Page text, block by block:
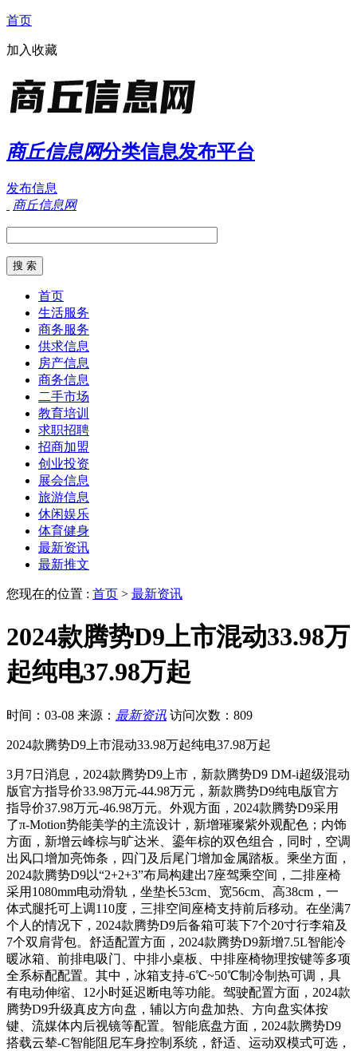
首页
加入收藏
商丘信息网分类信息发布平台
发布信息
商丘信息网
首页
生活服务
商务服务
供求信息
房产信息
商务信息
二手市场
教育培训
求职招聘
招商加盟
创业投资
展会信息
旅游信息
休闲娱乐
体育健身
最新资讯
最新推文
您现在的位置 : 首页 > 最新资讯
2024款腾势D9上市混动33.98万
起纯电37.98万起
时间：03-08 来源： 最新资讯 访问次数：809
2024款腾势D9上市混动33.98万起纯电37.98万起
3月7日消息，2024款腾势D9上市，新款腾势D9 DM-i超级混动
版官方指导价33.98万元-44.98万元，新款腾势D9纯电版官方
指导价37.98万元-46.98万元。外观方面，2024款腾势D9采用
了π-Motion势能美学的主流设计，新增璀璨紫外观配色；内饰
方面，新增云峰棕与旷达米、鎏年棕的双色组合，同时，空调
出风口增加亮饰条，四门及后尾门增加金属踏板。乘坐方面，
2024款腾势D9以“2+2+3”布局构建出7座驾乘空间，二排座椅
采用1080mm电动滑轨，坐垫长53cm、宽56cm、高38cm，一
体式腿托可上调110度，三排空间座椅支持前后移动。在坐满7
个人的情况下，2024款腾势D9后备箱可装下7个20寸行李箱及
7个双肩背包。舒适配置方面，2024款腾势D9新增7.5L智能冷
暖冰箱、前排电吸门、中排小桌板、中排座椅物理按键等多项
全系标配配置。其中，冰箱支持-6℃~50℃制冷制热可调，具
有电动伸缩、12小时延迟断电等功能。驾驶配置方面，2024款
腾势D9升级真皮方向盘，辅以方向盘加热、方向盘实体按
键、流媒体内后视镜等配置。智能底盘方面，2024款腾势D9
搭载云辇-C智能阻尼车身控制系统，舒适、运动双模式可选，